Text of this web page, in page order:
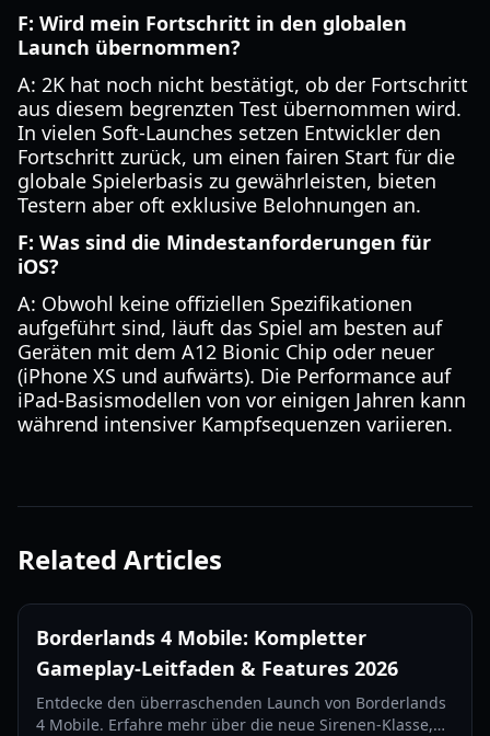
F: Wird mein Fortschritt in den globalen
Launch übernommen?
A: 2K hat noch nicht bestätigt, ob der Fortschritt
aus diesem begrenzten Test übernommen wird.
In vielen Soft-Launches setzen Entwickler den
Fortschritt zurück, um einen fairen Start für die
globale Spielerbasis zu gewährleisten, bieten
Testern aber oft exklusive Belohnungen an.
F: Was sind die Mindestanforderungen für
iOS?
A: Obwohl keine offiziellen Spezifikationen
aufgeführt sind, läuft das Spiel am besten auf
Geräten mit dem A12 Bionic Chip oder neuer
(iPhone XS und aufwärts). Die Performance auf
iPad-Basismodellen von vor einigen Jahren kann
während intensiver Kampfsequenzen variieren.
Related Articles
Borderlands 4 Mobile: Kompletter
Gameplay-Leitfaden & Features 2026
Entdecke den überraschenden Launch von Borderlands
4 Mobile. Erfahre mehr über die neue Sirenen-Klasse,